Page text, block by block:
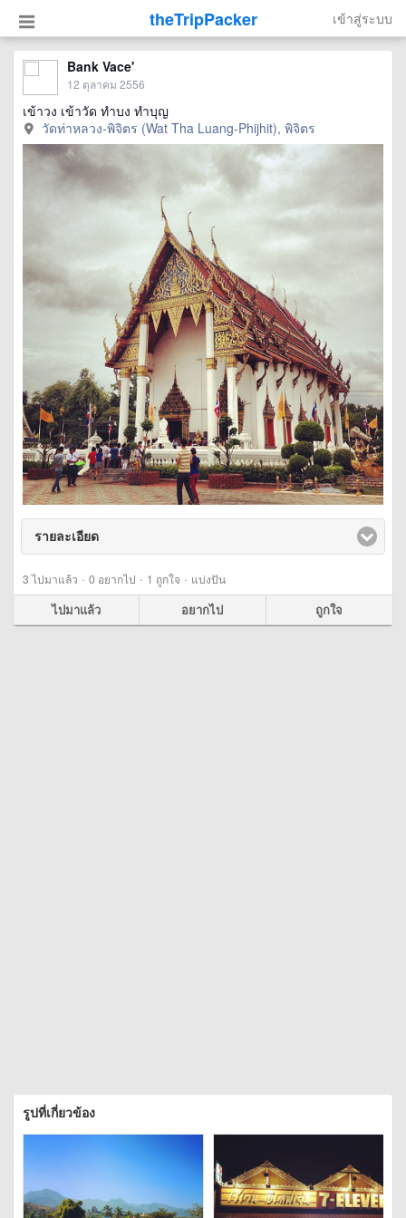
theTripPacker เข้าสู่ระบบ
Bank Vace'
12 ตุลาคม 2556
เข้าวง เข้าวัด ทำบง ทำบุญ
วัดท่าหลวง-พิจิตร (Wat Tha Luang-Phijhit), พิจิตร
รายละเอียด
3ไปมาแล้ว · 0 อยากไป · 1 ถูกใจ · แบ่งปัน
ไปมาแล้ว อยากไป ถูกใจ
รูปที่เกี่ยวข้อง